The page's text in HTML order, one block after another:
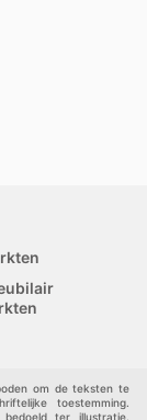
om de teksten te
toestemming.
ter illustratie.